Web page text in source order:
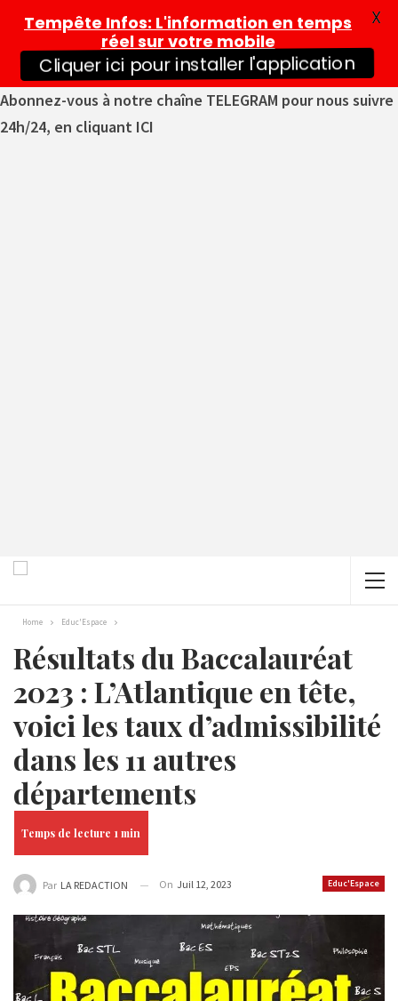
Abonnez-vous à notre chaîne TELEGRAM pour nous suivre
24h/24, en cliquant ICI
Home Educ'Espace
Résultats du Baccalauréat
2023 : L’Atlantique en tête,
voici les taux d’admissibilité
dans les 11 autres
départements
Educ'Espace
Par LA REDACTION On Juil 12, 2023
Tempête Infos: L'information en temps
réel sur votre mobile
Cliquer ici pour installer l'application
X